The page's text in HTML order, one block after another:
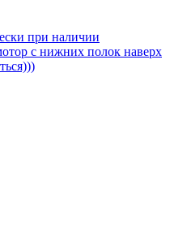
при наличии
с нижних полок наверх